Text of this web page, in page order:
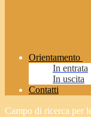
Orientamento
In entrata
In uscita
Contatti
Campo di ricerca per